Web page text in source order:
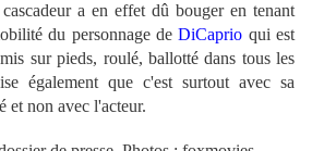
a en effet dû bouger en tenant
du personnage deDiCaprio qui est
sur pieds, roulé, ballotté dans tous les
également que c'est surtout avec sa
et non avec l'acteur.